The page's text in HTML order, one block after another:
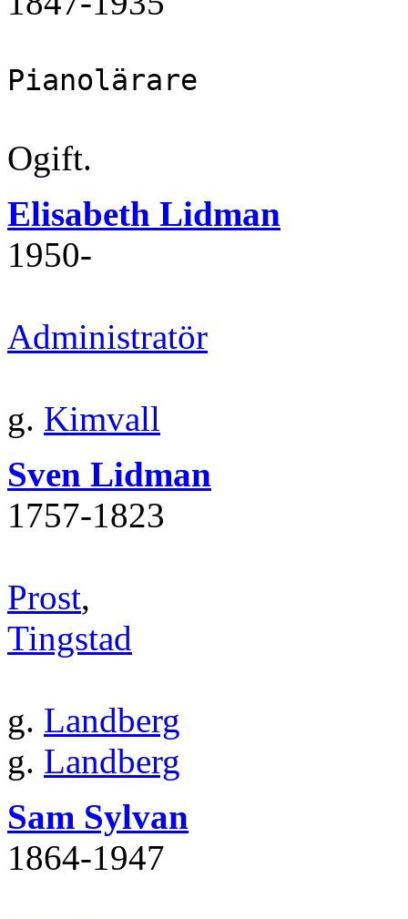
Pianolärare
Ogift.
Elisabeth Lidman
1950‐
Administratör
g. Kimvall
Sven Lidman
1757‐1823
Prost,
Tingstad
g. Landberg
g. Landberg
Sam Sylvan
1864‐1947